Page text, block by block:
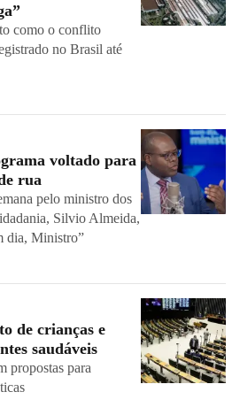
como o conflito
no Brasil até
voltado para
rua
pelo ministro dos
Silvio Almeida,
dia, Ministro”
de crianças e
saudáveis
propostas para